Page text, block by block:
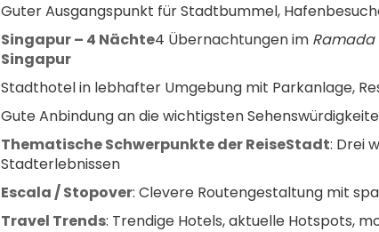
Guter Ausgangspunkt für Stadtbummel,
Singapur – 4 Nächte4 Übernachtungen im Ramada
Singapur
Stadthotel in lebhafter Umgebung mit Parkanlage,
Gute Anbindung an die wichtigsten
Thematische Schwerpunkte der ReiseStadt: Drei
Stadterlebnissen
Escala / Stopover: Clevere Routengestaltung mit
Travel Trends: Trendige Hotels, aktuelle Hotspots,